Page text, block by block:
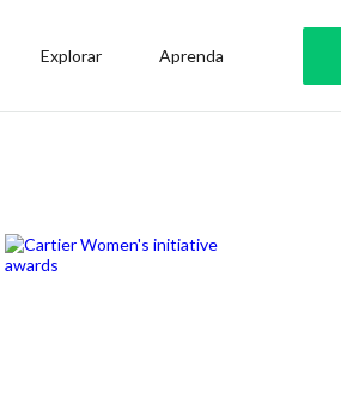
Explorar Aprenda